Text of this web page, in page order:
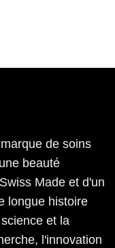
de soins
beauté
Made et d'un
longue histoire
et la
l'innovation